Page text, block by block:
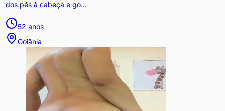
dos pés à cabeça e go...
52 anos
Goiânia